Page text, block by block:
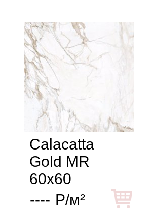
Calacatta
Gold MR
60x60
---- Р/м²